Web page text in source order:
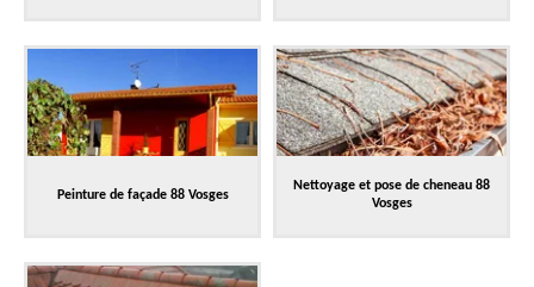
Peinture de façade 88 Vosges
Nettoyage et pose de cheneau 88
Vosges